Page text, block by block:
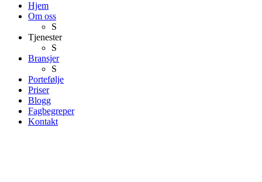
Hjem
Om oss
S
Tjenester
S
Bransjer
S
Portefølje
Priser
Blogg
Fagbegreper
Kontakt